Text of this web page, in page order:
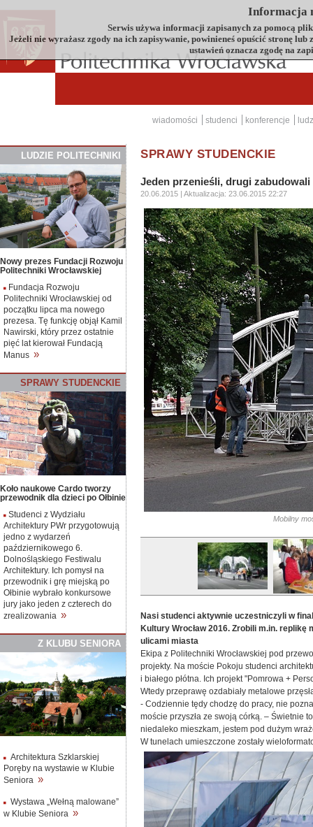
wiadomości studenci konferencje
LUDZIE POLITECHNIKI
Nowy prezes Fundacji Rozwoju
Politechniki Wrocławskiej
Fundacja Rozwoju
Politechniki Wrocławskiej od
początku lipca ma nowego
prezesa. Tę funkcję objął Kamil
Nawirski, który przez ostatnie
pięć lat kierował Fundacją
Manus »
SPRAWY STUDENCKIE
Koło naukowe Cardo tworzy
przewodnik dla dzieci po Ołbinie
Studenci z Wydziału
Architektury PWr przygotowują
jedno z wydarzeń
październikowego 6.
Dolnośląskiego Festiwalu
Architektury. Ich pomysł na
przewodnik i grę miejską po
Ołbinie wybrało konkursowe
jury jako jeden z czterech do
zrealizowania »
Z K LUBU S ENIORA
Architektura Szklarskiej
Poręby na wystawie w Klubie
Seniora »
Wystawa „Wełną malowane”
w Klubie Seniora »
SPRAWY STUDENCKIE
Jeden przenieśli, drugi
20.06.2015 | Aktualizacja: 23.06.2015 22:27
Mobilny
Nasi studenci aktywnie uczestniczyli w
Kultury Wrocław 2016. Zrobili m.in.
ulicami miasta
Ekipa z Politechniki Wrocławskiej pod
projekty. Na moście Pokoju studenci
i białego płótna. Ich projekt "Pomrowa +
Wtedy przeprawę ozdabiały metalowe
- Codziennie tędy chodzę do pracy, nie
moście przyszła ze swoją córką. – Świetnie
niedaleko mieszkam, jestem pod dużym
W tunelach umieszczone zostały
Informacja
Serwis używa informacji zapisanych za pomocą
Jeżeli nie wyrażasz zgody na ich zapisywanie, powinieneś opuścić stronę
ustawień oznacza zgodę na